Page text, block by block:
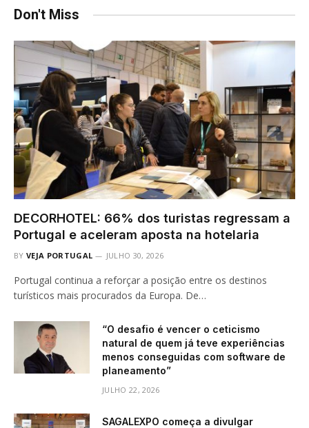
Don't Miss
DECORHOTEL: 66% dos turistas regressam a
Portugal e aceleram aposta na hotelaria
BY VEJA PORTUGAL JULHO 30, 2026
Portugal continua a reforçar a posição entre os destinos
turísticos mais procurados da Europa. De…
“O desafio é vencer o ceticismo
natural de quem já teve experiências
menos conseguidas com software de
planeamento”
JULHO 22, 2026
SAGALEXPO começa a divulgar